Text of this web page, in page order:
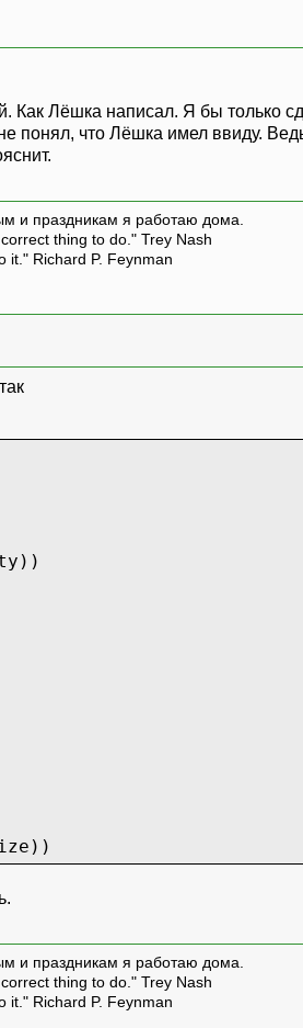
Лёшка написал. Я бы только
понял, что Лёшка имел ввиду.
и праздникам я работаю дома.
thing to do." Trey Nash
it." Richard P. Feynman
и праздникам я работаю дома.
thing to do." Trey Nash
it." Richard P. Feynman